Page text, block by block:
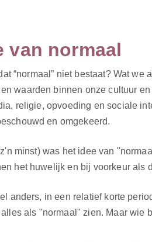
van normaal
“normaal” niet bestaat? Wat
waarden binnen onze cultuur
religie, opvoeding en sociale
en omgekeerd.
minst) was het idee van
het huwelijk en bij voorkeur als
anders, in een relatief korte
als "normaal" zien. Maar wie